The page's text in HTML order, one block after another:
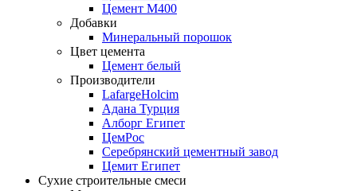
Цемент М400
Добавки
Минеральный порошок
Цвет цемента
Цемент белый
Производители
LafargeHolcim
Адана Турция
Алборг Египет
ЦемРос
Серебрянский цементный завод
Цемит Египет
Сухие строительные смеси